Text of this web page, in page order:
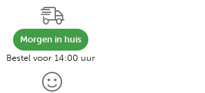
Morgen in huis
Bestel voor 14:00 uur